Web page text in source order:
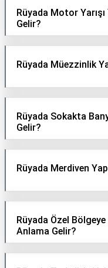
Rüyada Motor
Gelir?
Rüyada Müezzinlik
Rüyada Sokakta
Gelir?
Rüyada Merdiven
Rüyada Özel
Anlama Gelir?